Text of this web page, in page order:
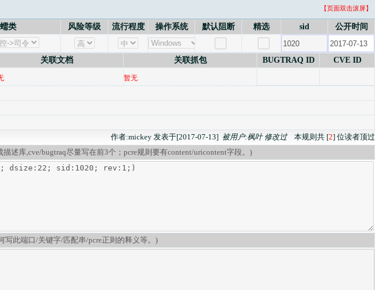
【页面双击滚屏】
类 风险等级 流行程度 操作系统 默认阻断 精选 sid 公开时间
关联文档 关联抓包 BUGTRAQ ID CVE ID
暂无
作者:mickey 发表于[2017-07-13] 被用户:枫叶 修改过本规则共 [2] 位读者顶过
述库,cve/bugtraq尽量写在前3个；pcre规则要有content/uricontent字段。)
写此端口/关键字/匹配串/pcre正则的释义等。)